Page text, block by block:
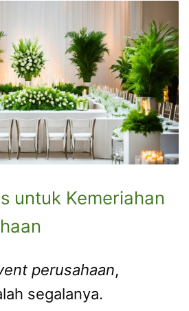
untuk Kemeriahan
perusahaan,
segalanya.